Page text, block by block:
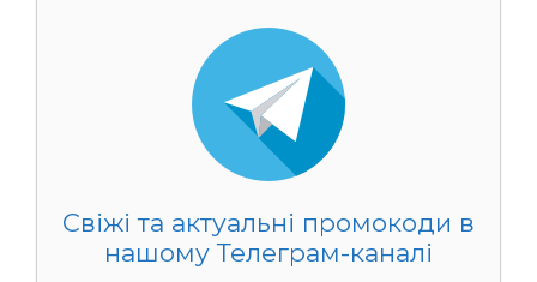
Свіжі та актуальні промокоди в
нашому Телеграм-каналі